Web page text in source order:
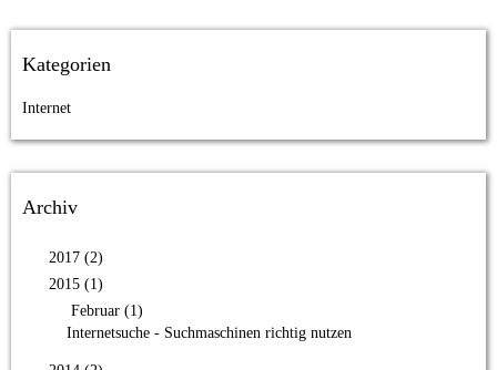
Kategorien
Internet
Archiv
2017 (2)
2015 (1)
Februar (1)
Internetsuche - Suchmaschinen richtig nutzen